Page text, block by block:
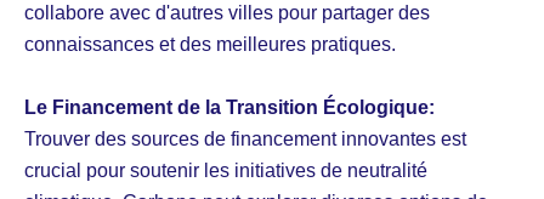
collabore avec d'autres villes pour partager des
connaissances et des meilleures pratiques.
Le Financement de la Transition Écologique:
Trouver des sources de financement innovantes est
crucial pour soutenir les initiatives de neutralité